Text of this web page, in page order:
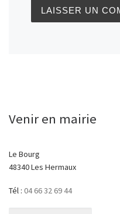
Venir en mairie
Le Bourg
48340 Les Hermaux
Tél : 04 66 32 69 44